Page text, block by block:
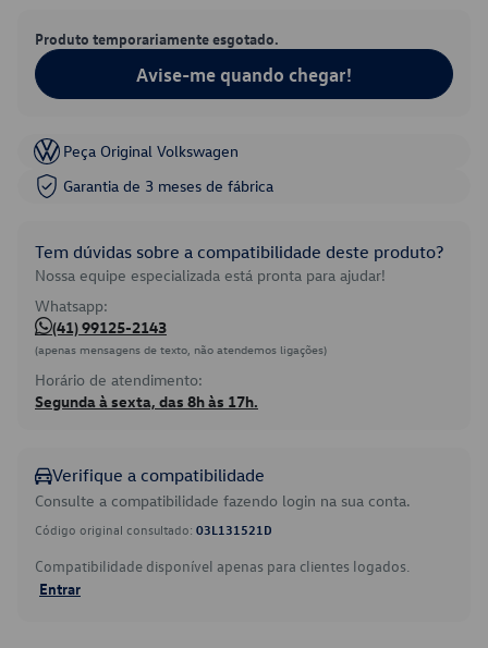
Produto temporariamente esgotado.
Avise-me quando chegar!
Peça Original Volkswagen
Garantia de 3 meses de fábrica
Tem dúvidas sobre a compatibilidade deste produto?
Nossa equipe especializada está pronta para ajudar!
Whatsapp:
(41) 99125-2143
(apenas mensagens de texto, não atendemos ligações)
Horário de atendimento:
Segunda à sexta, das 8h às 17h.
Verifique a compatibilidade
Consulte a compatibilidade fazendo login na sua conta.
Código original consultado: 03L131521D
Compatibilidade disponível apenas para clientes logados.
Entrar